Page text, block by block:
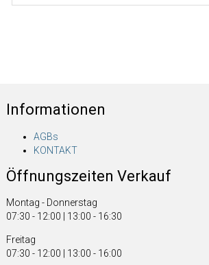
Informationen
AGBs
KONTAKT
Öffnungszeiten Verkauf
Montag - Donnerstag
07:30 - 12:00 | 13:00 - 16:30
Freitag
07:30 - 12:00 | 13:00 - 16:00